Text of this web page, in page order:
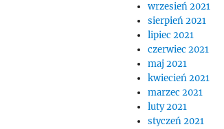
wrzesień 2021
sierpień 2021
lipiec 2021
czerwiec 2021
maj 2021
kwiecień 2021
marzec 2021
luty 2021
styczeń 2021